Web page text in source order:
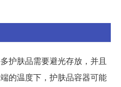
护肤品需要避光存放，并且
的温度下，护肤品容器可能